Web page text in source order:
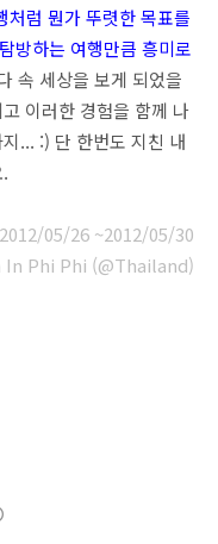
처럼 뭔가 뚜렷한 목표를
탐방하는 여행만큼 흥미로
속 세상을 보게 되었을
이러한 경험을 함께 나
... :) 단 한번도 지친 내
2012/05/26 ~2012/05/30
In Phi Phi (@Thailand)